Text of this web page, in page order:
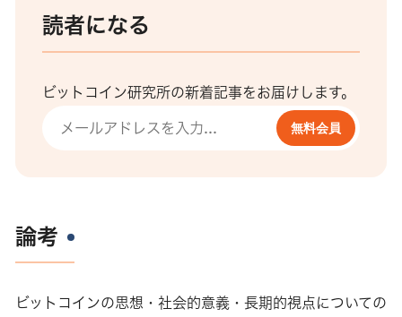
ーミッションレスに誰でも使
うことができること。 2024
産業株式会社取締役。
読者になる
ビットコイン研究所の新着記事をお届けします。
無料会員
論考
ビットコインの思想・社会的意義・長期的視点についての